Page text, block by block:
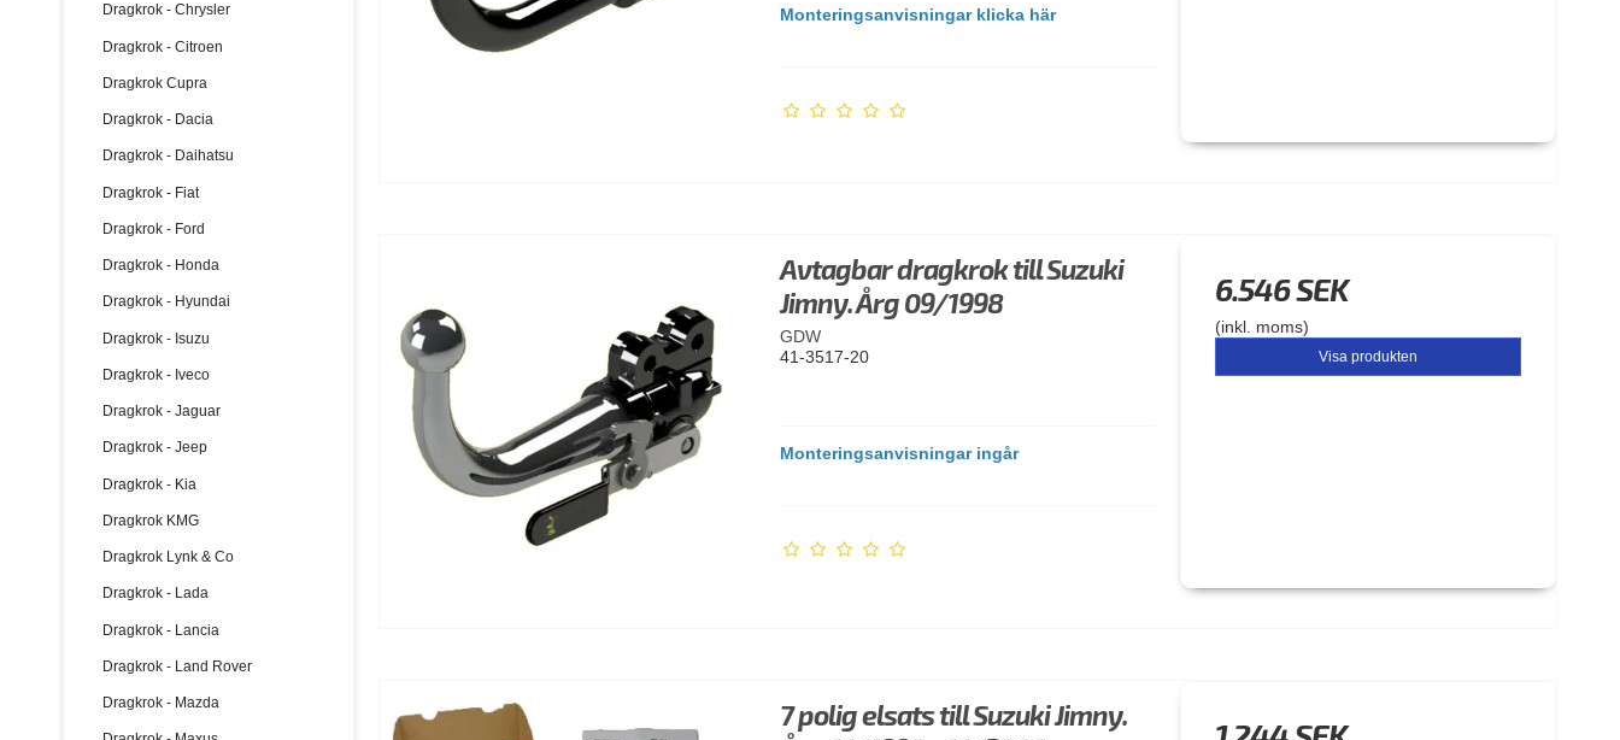
Dragkrok - Chrysler
Dragkrok - Citroen
Dragkrok Cupra
Dragkrok - Dacia
Dragkrok - Daihatsu
Dragkrok - Fiat
Dragkrok - Ford
Dragkrok - Honda
Dragkrok - Hyundai
Dragkrok - Isuzu
Dragkrok - Iveco
Dragkrok - Jaguar
Dragkrok - Jeep
Dragkrok - Kia
Dragkrok KMG
Dragkrok Lynk & Co
Dragkrok - Lada
Dragkrok - Lancia
Dragkrok - Land Rover
Dragkrok - Mazda
Monteringsanvisningar klicka här
Avtagbar dragkrok till Suzuki
Jimny. Årg 09/1998
GDW
41-3517-20
Monteringsanvisningar ingår
6.546 SEK
(inkl. moms)
Visa produkten
7 polig elsats till Suzuki Jimny.